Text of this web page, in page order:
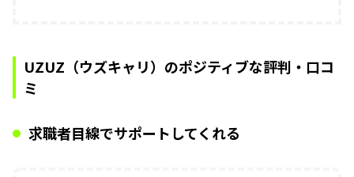
UZUZ（ウズキャリ）のポジティブな評判・口コ
ミ
求職者目線でサポートしてくれる